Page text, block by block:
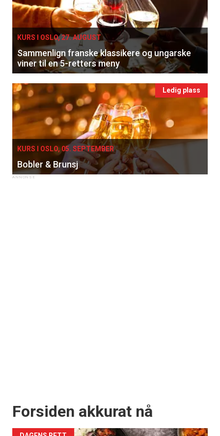
KURS I OSLO, 27. AUGUST
Sammenlign franske klassikere og ungarske
viner til en 5-retters meny
Ledig plass
KURS I OSLO, 05. SEPTEMBER
Bobler & Brunsj
Forsiden akkurat nå